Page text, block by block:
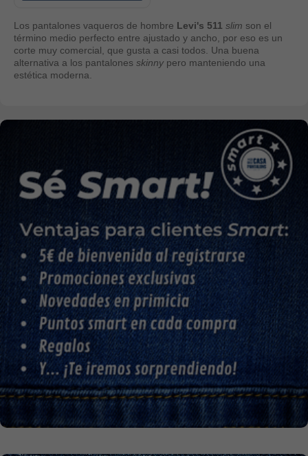
Los pantalones vaqueros de hombre Levi's 511 slim son el
término medio perfecto entre ajustado y ancho, por eso es un
corte muy comercial, que gusta a casi todos. Una buena
alternativa a los pantalones skinny pero manteniendo una
estética moderna.